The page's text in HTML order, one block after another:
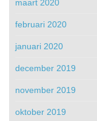
maart 2020
februari 2020
januari 2020
december 2019
november 2019
oktober 2019